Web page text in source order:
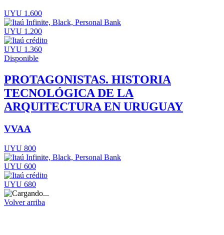
UYU 1.600
UYU 1.200
UYU 1.360
Disponible
PROTAGONISTAS. HISTORIA
TECNOLÓGICA DE LA
ARQUITECTURA EN URUGUAY
VVAA
UYU 800
UYU 600
UYU 680
Volver arriba